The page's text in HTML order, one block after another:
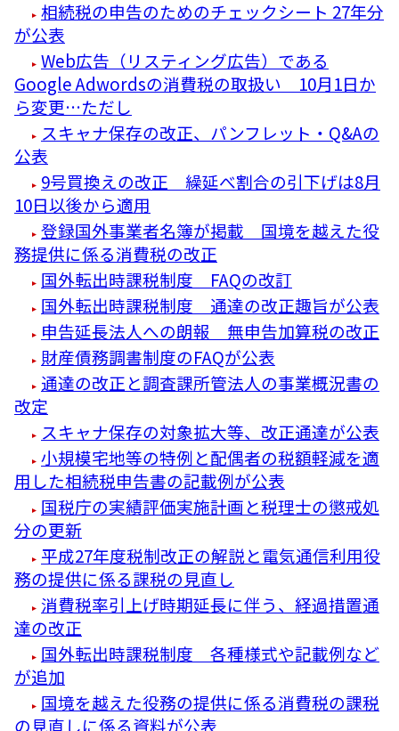
相続税の申告のためのチェックシート 27年分
が公表
Web広告（リスティング広告）である
Google Adwordsの消費税の取扱い 10月1日か
ら変更…ただし
スキャナ保存の改正、パンフレット・Q&Aの
公表
9号買換えの改正 繰延べ割合の引下げは8月
10日以後から適用
登録国外事業者名簿が掲載 国境を越えた役
務提供に係る消費税の改正
国外転出時課税制度 FAQの改訂
国外転出時課税制度 通達の改正趣旨が公表
申告延長法人への朗報 無申告加算税の改正
財産債務調書制度のFAQが公表
通達の改正と調査課所管法人の事業概況書の
改定
スキャナ保存の対象拡大等、改正通達が公表
小規模宅地等の特例と配偶者の税額軽減を適
用した相続税申告書の記載例が公表
国税庁の実績評価実施計画と税理士の懲戒処
分の更新
平成27年度税制改正の解説と電気通信利用役
務の提供に係る課税の見直し
消費税率引上げ時期延長に伴う、経過措置通
達の改正
国外転出時課税制度 各種様式や記載例など
が追加
国境を越えた役務の提供に係る消費税の課税
の見直しに係る資料が公表